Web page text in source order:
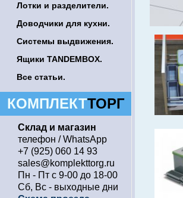
Лотки и разделители.
Доводчики для кухни.
Системы выдвижения.
Ящики TANDEMBOX.
Все статьи.
КОМПЛЕКТТОРГ
Склад и магазин
телефон / WhatsApp
+7 (925) 060 14 93
sales@komplekttorg.ru
Пн - Пт с 9-00 до 18-00
Сб, Вс - выходные дни